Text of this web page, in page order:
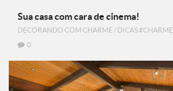
Sua casa com cara de cinema!
DECORANDO COM CHARME / DICAS #CHARME
0